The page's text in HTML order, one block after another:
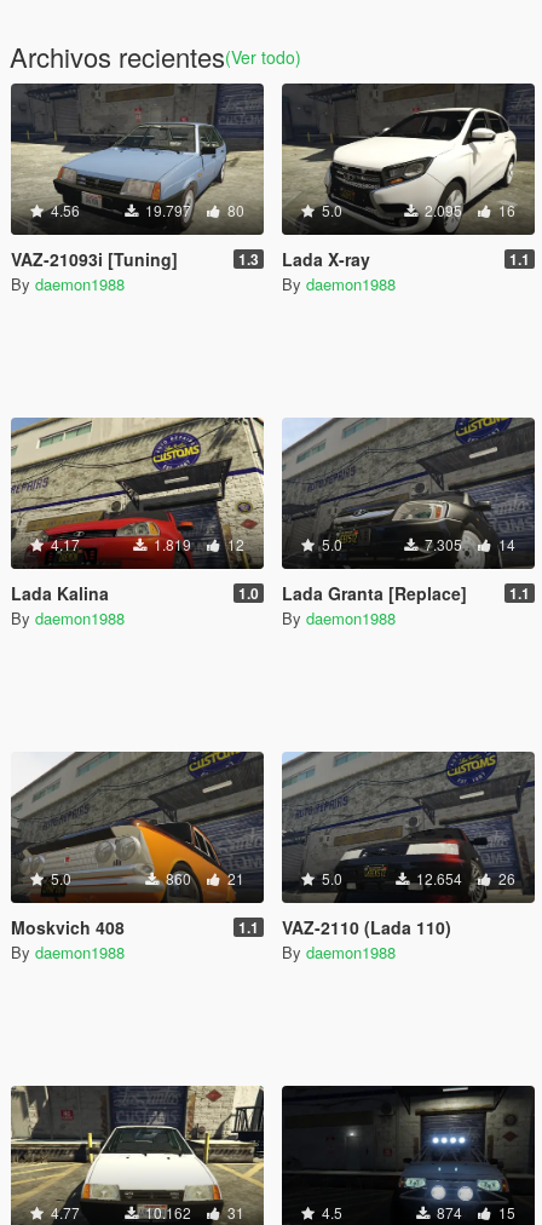
Archivos recientes(Ver todo)
4.56 19.797 80
VAZ-21093i [Tuning] 1.3
By daemon1988
5.0 2.095 16
Lada X-ray 1.1
By daemon1988
4.17 1.819 12
Lada Kalina 1.0
By daemon1988
5.0 7.305 14
Lada Granta [Replace] 1.1
By daemon1988
5.0 860 21
Moskvich 408 1.1
By daemon1988
5.0 12.654 26
VAZ-2110 (Lada 110)
By daemon1988
4.77 10.162 31 4.5 874 15